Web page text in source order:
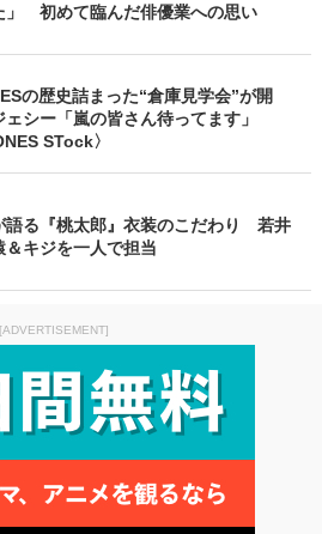
」 初めて臨んだ俳優業への思い
の歴史詰まった“倉庫見学会”が開
シー「嵐の皆さん待ってます」
STock〉
語る『桃太郎』衣装のこだわり 若井
＆キジを一人で担当
[ADVERTISEMENT]